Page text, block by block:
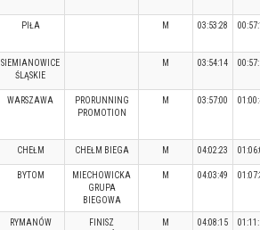
PIŁA M 03:53:28
SIEMIANOWICE
ŚLĄSKIE
M 03:54:14
WARSZAWA
PRORUNNING
PROMOTION
M 03:57:00
CHEŁM CHEŁM BIEGA M 04:02:23
BYTOM
MIECHOWICKA
GRUPA
BIEGOWA
M 04:03:49
RYMANÓW FINISZ M 04:08:15